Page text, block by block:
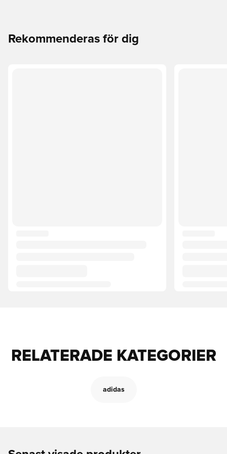
Rekommenderas för dig
RELATERADE KATEGORIER
adidas